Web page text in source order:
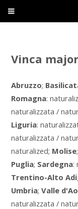
Vinca
Abruzzo;
Romagna:
naturalizzata /
Liguria:
naturalizzata /
naturalized; Molise;
Puglia; Sardegna:
Trentino-Alto
Umbria;Valle
naturalizzata /